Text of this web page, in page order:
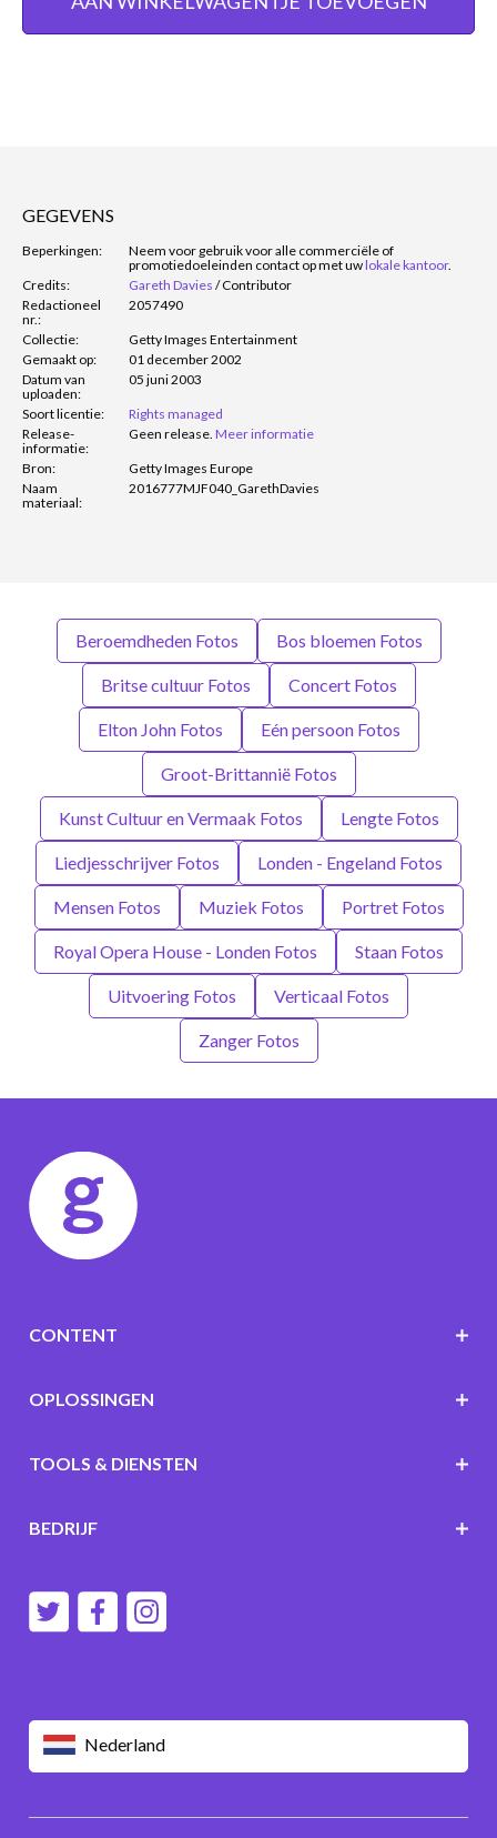
GEGEVENS
Beperkingen:
Neem voor gebruik voor alle commerciële of
promotiedoeleinden contact op met uwlokale kantoor.
Credits:
Gareth Davies /Contributor
Redactioneel
nr.:
2057490
Collectie:
Getty Images Entertainment
Gemaakt op:
01 december 2002
Datum van
uploaden:
05 juni 2003
Soort licentie:
Rights managed
Release-
informatie:
Geen release. Meer informatie
Bron:
Getty Images Europe
Naam
materiaal:
2016777MJF040_GarethDavies
Beroemdheden Fotos Bos bloemen Fotos
Britse cultuur Fotos Concert Fotos
Elton John Fotos Eén persoon Fotos
Groot-Brittannië Fotos
Kunst Cultuur en Vermaak Fotos Lengte Fotos
Liedjesschrijver Fotos Londen - Engeland Fotos
Mensen Fotos Muziek Fotos Portret Fotos
Royal Opera House - Londen Fotos Staan Fotos
Uitvoering Fotos Verticaal Fotos
Zanger Fotos
Nederland
CONTENT
OPLOSSINGEN
TOOLS & DIENSTEN
BEDRIJF